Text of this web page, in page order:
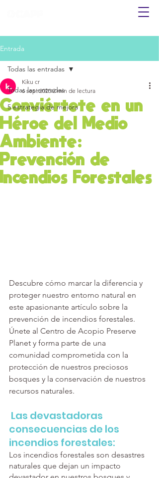
Entrada
Todas las entradas
5 estrategia de mejora
Todas las entradas
Conviértete en un
Héroe del Medio
Ambiente:
Prevención de
Incendios Forestales
Kiku cr
6 sept 2023 2 min de lectura
Descubre cómo marcar la diferencia y
proteger nuestro entorno natural en
este apasionante artículo sobre la
prevención de incendios forestales.
Únete al Centro de Acopio Preserve
Planet y forma parte de una
comunidad comprometida con la
protección de nuestros preciosos
bosques y la conservación de nuestros
recursos naturales.
consecuencias de los
incendios forestales:
Los incendios forestales son desastres
naturales que dejan un impacto